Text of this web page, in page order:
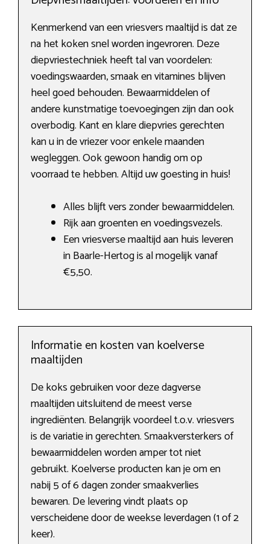
Kenmerkend van een vriesvers maaltijd is dat ze
na het koken snel worden ingevroren. Deze
diepvriestechniek heeft tal van voordelen:
voedingswaarden, smaak en vitamines blijven
heel goed behouden. Bewaarmiddelen of
andere kunstmatige toevoegingen zijn dan ook
overbodig. Kant en klare diepvries gerechten
kan u in de vriezer voor enkele maanden
wegleggen. Ook gewoon handig om op
voorraad te hebben. Altijd uw goesting in huis!
Alles blijft vers zonder bewaarmiddelen.
Rijk aan groenten en voedingsvezels.
Een vriesverse maaltijd aan huis leveren
in Baarle-Hertog is al mogelijk vanaf
€5,50.
Informatie en kosten van koelverse
maaltijden
De koks gebruiken voor deze dagverse
maaltijden uitsluitend de meest verse
ingrediënten. Belangrijk voordeel t.o.v. vriesvers
is de variatie in gerechten. Smaakversterkers of
bewaarmiddelen worden amper tot niet
gebruikt. Koelverse producten kan je om en
nabij 5 of 6 dagen zonder smaakverlies
bewaren. De levering vindt plaats op
verscheidene door de weekse leverdagen (1 of 2
keer).